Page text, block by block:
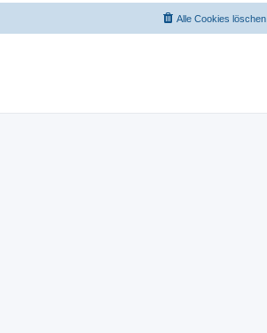
Alle Cookies löschen